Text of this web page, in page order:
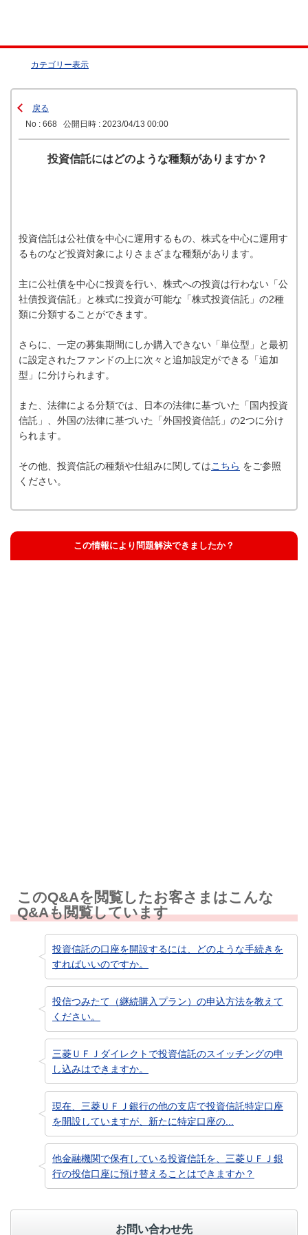
カテゴリー表示
戻る
No : 668
公開日時 : 2023/04/13 00:00
投資信託にはどのような種類がありますか？
投資信託は公社債を中心に運用するもの、株式を中心に運用す
るものなど投資対象によりさまざまな種類があります。
主に公社債を中心に投資を行い、株式への投資は行わない「公
社債投資信託」と株式に投資が可能な「株式投資信託」の2種
類に分類することができます。
さらに、一定の募集期間にしか購入できない「単位型」と最初
に設定されたファンドの上に次々と追加設定ができる「追加
型」に分けられます。
また、法律による分類では、日本の法律に基づいた「国内投資
信託」、外国の法律に基づいた「外国投資信託」の2つに分け
られます。
その他、投資信託の種類や仕組みに関してはこちら をご参照
ください。
この情報により問題解決できましたか？
このQ&Aを閲覧したお客さまはこんな
Q&Aも閲覧しています
投資信託の口座を開設するには、どのような手続きを
すればいいのですか。
投信つみたて（継続購入プラン）の申込方法を教えて
ください。
三菱ＵＦＪダイレクトで投資信託のスイッチングの申
し込みはできますか。
現在、三菱ＵＦＪ銀行の他の支店で投資信託特定口座
を開設していますが、新たに特定口座の...
他金融機関で保有している投資信託を、三菱ＵＦＪ銀
行の投信口座に預け替えることはできますか？
お問い合わせ先